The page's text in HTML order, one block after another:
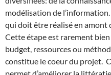
modélisation de
qui doit être réalisé en amont
Cette étape est rarement
budget, ressources ou
constitue le coeur du projet.